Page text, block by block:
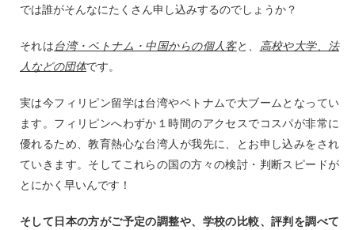
では誰がそんなにたくさん申し込みするのでしょうか？
それは台湾・ベトナム・中国からの個人客と、 高校や大学、法
人などの団体です。
実は今フィリピン留学は台湾やベトナムで大ブームとなってい
ます。フィリピンへわずか１時間のアクセスでコスパが非常に
優れるため、教育熱心な台湾人が我先に、とお申し込みをされ
ていきます。そしてこれらの国の方々の検討・判断スピードが
とにかく早いんです！
そして日本の方がご予定の調整や、学校の比較、評判を調べて